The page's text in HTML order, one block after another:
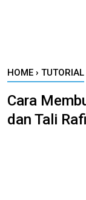
HOME › TUTORIAL
Cara
dan Tali